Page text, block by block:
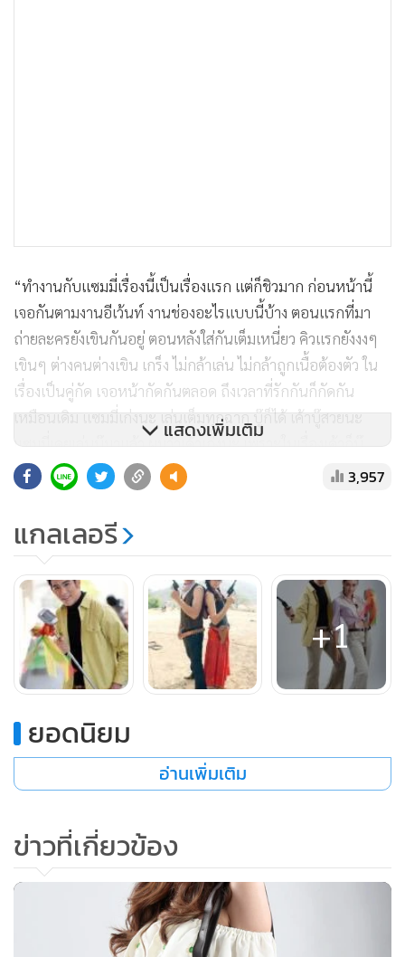
“ทำงานกับแซมมี่เรื่องนี้เป็นเรื่องแรก แต่ก็ชิวมาก ก่อนหน้านี้
เจอกันตามงานอีเว้นท์ งานช่องอะไรแบบนี้บ้าง ตอนแรกที่มา
ถ่ายละครยังเขินกันอยู่ ตอนหลังใส่กันเต็มเหนี่ยว คิวแรกยังงงๆ
เขินๆ ต่างคนต่างเขิน เกร็ง ไม่กล้าเล่น ไม่กล้าถูกเนื้อต้องตัว ใน
เรื่องเป็นคู่กัด เจอหน้ากัดกันตลอด ถึงเวลาที่รักกันก็กัดกัน
เหมือนเดิม แซมมี่เก่งนะ เล่นเต็มทุกฉาก บู๊ก็ได้ เค้าบู๊สวยนะ
แซมมี่เคยเล่นบู๊มาแล้ว ผมว่าเค้าเก่งนะ เพราะในเรื่องเค้าก็บู๊
เยอะไม่แพ้เรา ต้องปลอมตัวคู่กับเรา เป็นผัวเมียใส่ชุดคล้ายๆ กัน
มีผ้าคาดหน้า เป็นไอ้เสือกับนางสิงห์ เค้าก็เหมาะที่จะเป็นนาง
สิงห์นะ (หัวเราะ) บางฉากจะบู๊กันไปทะเลาะกันไปด้วย บู๊เสร็จ
หันมาทะเลาะกันต่ออีก ในเรื่องเชนจะเป็นคนกวนๆ วัลภาเค้าก็
จะคอยปราบเรา เลิฟซีนก็มีแต่จะเป็นแบบตลกๆ ฮาๆ ซะเป็น
ส่วนใหญ่ เราจะหอมแก้มเค้าบ่อยมาก เพราะเค้าก็จะกวนๆ
อารมณ์ประมาณว่า ดื้อนักใช่มั๊ย ช่วงแรกที่ยังไม่สนิทกัน ก็จะ
แบบ เฮ้ยๆ ขอโทษนะ หลังๆ สนิทกันแล้วเล่นเต็มที่เลย
ก็พอได้อยู่ เป็นเพลงดังในสมัยก่อน ครั้งนี้เอามาร้องใหม่ทำใหม่
ผมว่าแฟนละครน่าจะชอบกันนะครับ คนรุ่นเก่าฟังได้ คนรุ่นใหม่
ก็ฟังเพลินๆ ด้วยความที่เป็นละครเพลง บางฉากจะแบบคุยอยู่กับ
ละครบ้านเรา ผมคาดหวังเรื่องเพลงนะครับ คาดหวังว่าจะมีงาน
เดินสายไปร้องเพลง (หัวเราะ) เล่นละครเรื่องไหนผมเดินสาย
ตลอดเกือบทุกเรื่อง แต่เรื่องนี้อาจจะคาดหวังเยอะหน่อย เพราะ
แต่ละเพลงเป็นเพลงที่ติดหูกันอยู่แล้วครับ”
แสดงเพิ่มเติม
3,957
แกลเลอรี
+1
ยอดนิยม
อ่านเพิ่มเติม
ข่าวที่เกี่ยวข้อง